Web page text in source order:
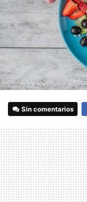
Sin comentarios